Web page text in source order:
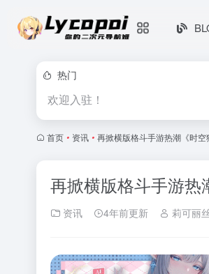
热门
欢迎入驻！
首页 • 资讯 • 再掀横版格斗手游热潮《时
再掀横版格斗手游
资讯 4年前更新 莉可丽